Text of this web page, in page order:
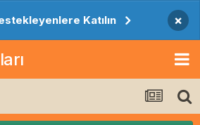
Katılın ×